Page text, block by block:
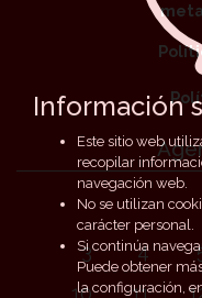
3
4
Información
Este sitio web
recopilar
navegación web.
No se utilizan
carácter personal.
Si continúa
Puede obtener
la configuración,